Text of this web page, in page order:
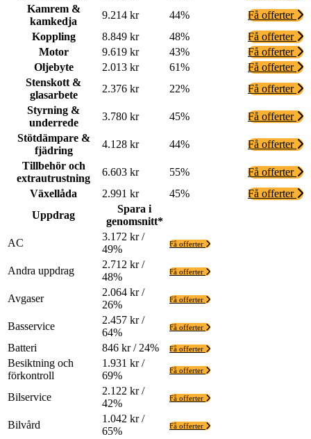
Kamrem &
kamkedja
9.214 kr 44%
Få offerter
Koppling
8.849 kr 48%
Få offerter
Motor
9.619 kr 43%
Få offerter
Oljebyte
2.013 kr 61%
Få offerter
Stenskott &
glasarbete
2.376 kr 22%
Få offerter
Styrning &
underrede
3.780 kr 45%
Få offerter
Stötdämpare &
fjädring
4.128 kr 44%
Få offerter
Tillbehör och
extrautrustning
6.603 kr 55%
Få offerter
Växellåda
2.991 kr 45%
Få offerter
Uppdrag
Spara i
genomsnitt*
AC
3.172 kr /
49%
Få offerter
Andra uppdrag
2.712 kr /
48%
Få offerter
Avgaser
2.064 kr /
26%
Få offerter
Basservice
2.457 kr /
64%
Få offerter
Batteri 846 kr / 24% Få offerter
Besiktning och
förkontroll
1.931 kr /
69%
Få offerter
Bilservice
2.122 kr /
42%
Få offerter
Bilvård
1.042 kr /
65%
Få offerter